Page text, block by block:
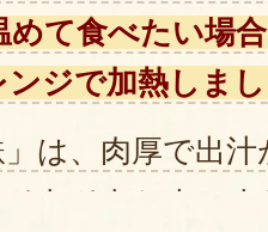
めて食べたい場
ジで加熱しま
は、肉厚で出
ひたひたになっ